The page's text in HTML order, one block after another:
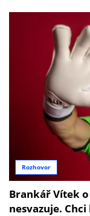
Rozhovor
Brankář Vítek
nesvazuje.